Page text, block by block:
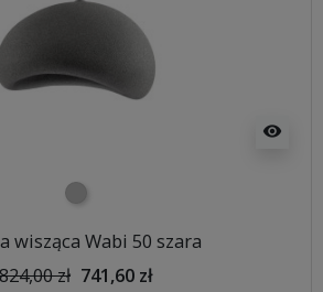
visibility
szary
wisząca Wabi 50 szara
824,00 zł 741,60 zł